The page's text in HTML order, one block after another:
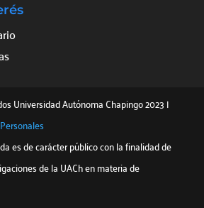
Universidad Autónoma Chapingo2023 |
es de carácter público con la finalidad de
de la UACh en materia de